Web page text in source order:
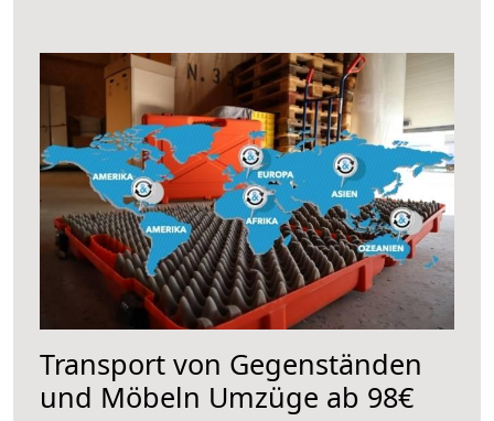
Transport von Gegenständen
und Möbeln Umzüge ab 98€